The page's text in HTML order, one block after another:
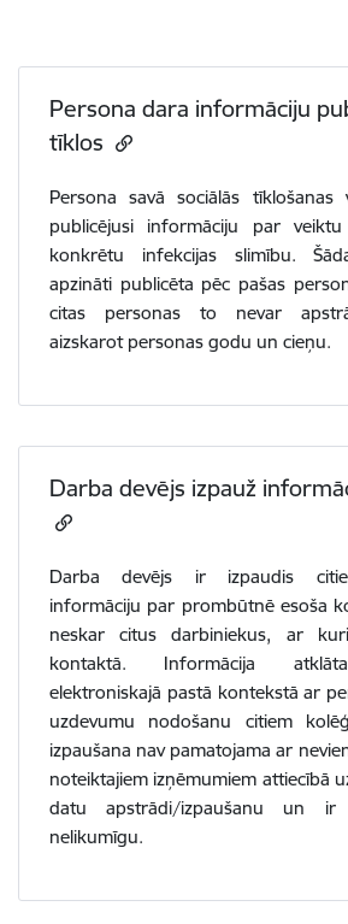
Persona dara informāciju
tīklos
Persona savā sociālās
publicējusi informāciju par
konkrētu infekcijas slimību.
apzināti publicēta pēc pašas
citas personas to nevar
aizskarot personas godu un cieņu.
Darba devējs izpauž
Darba devējs ir izpaudis
informāciju par prombūtnē esoša
neskar citus darbiniekus, ar
kontaktā. Informācija
elektroniskajā pastā kontekstā ar
uzdevumu nodošanu citiem
izpaušana nav pamatojama ar
noteiktajiem izņēmumiem attiecībā
datu apstrādi/izpaušanu un ir
nelikumīgu.